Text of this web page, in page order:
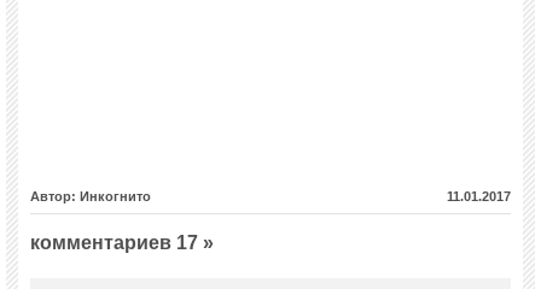
Автор: Инкогнито 11.01.2017
комментариев 17 »